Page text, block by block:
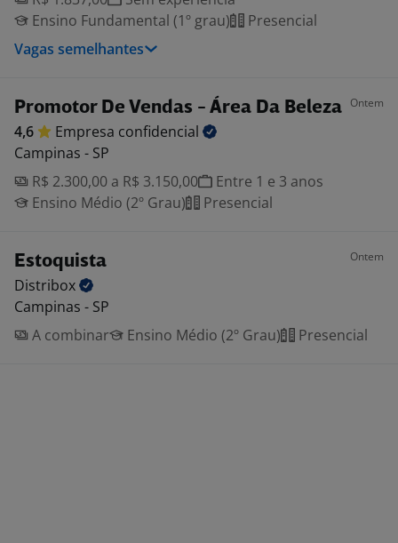
Ensino Fundamental (1º grau)
Presencial
Vagas semelhantes
Promotor De Vendas - Área Da Beleza Ontem
4,6 Empresa confidencial
Campinas - SP
R$ 2.300,00 a R$ 3.150,00
Entre 1 e 3 anos
Ensino Médio (2º Grau)
Presencial
Estoquista Ontem
Distribox
Campinas - SP
A combinar
Ensino Médio (2º Grau) Presencial